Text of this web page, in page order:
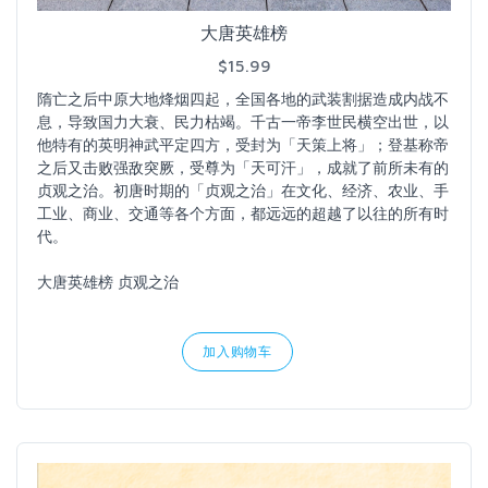
大唐英雄榜
$15.99
隋亡之后中原大地烽烟四起，全国各地的武装割据造成内战不
息，导致国力大衰、民力枯竭。千古一帝李世民横空出世，以
他特有的英明神武平定四方，受封为「天策上将」；登基称帝
之后又击败强敌突厥，受尊为「天可汗」，成就了前所未有的
贞观之治。初唐时期的「贞观之治」在文化、经济、农业、手
工业、商业、交通等各个方面，都远远的超越了以往的所有时
代。
大唐英雄榜 贞观之治
加入购物车